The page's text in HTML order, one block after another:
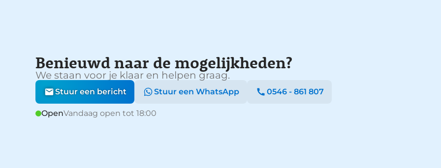
Benieuwd naar de mogelijkheden?
We staan voor je klaar en helpen graag.
Stuur een bericht Stuur een WhatsApp 0546 - 861 807
OpenVandaag open tot 18:00